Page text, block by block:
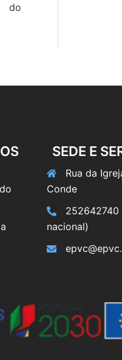
do
SEDE E
Rua da
Conde
252642740
nacional)